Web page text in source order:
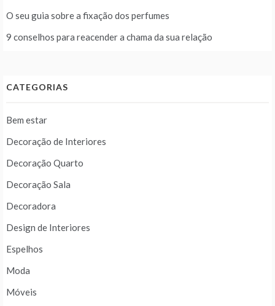
O seu guia sobre a fixação dos perfumes
9 conselhos para reacender a chama da sua relação
CATEGORIAS
Bem estar
Decoração de Interiores
Decoração Quarto
Decoração Sala
Decoradora
Design de Interiores
Espelhos
Moda
Móveis